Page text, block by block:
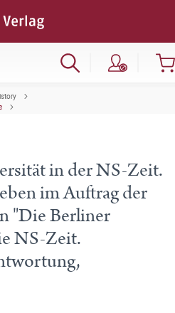
in der NS-Zeit.
im Auftrag der
"Die Berliner
NS-Zeit.